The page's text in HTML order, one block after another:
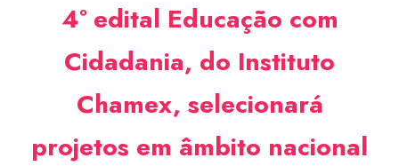
4º edital Educação com
Cidadania, do Instituto
Chamex, selecionará
projetos em âmbito nacional